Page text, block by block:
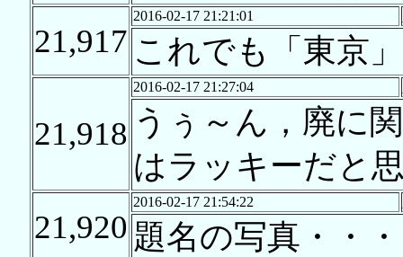
21,917
2016-02-17 21:21:01
これでも「東京
21,918
2016-02-17 21:27:04
うぅ～ん，廃に
はラッキーだと
21,920
2016-02-17 21:54:22
題名の写真・・・